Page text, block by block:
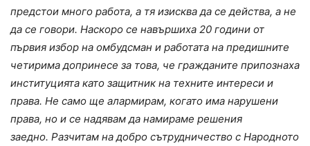
предстои много работа, а тя изисква да се действа, а не
да се говори. Наскоро се навършиха 20 години от
първия избор на омбудсман и работата на предишните
четирима допринесе за това, че гражданите припознаха
институцията като защитник на техните интереси и
права. Не само ще алармирам, когато има нарушени
права, но и се надявам да намираме решения
заедно. Разчитам на добро сътрудничество с Народното